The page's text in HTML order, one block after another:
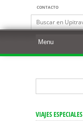
CONTACTO
VIAJES ESPECIALES